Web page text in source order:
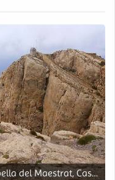
del Maestrat, Castellón